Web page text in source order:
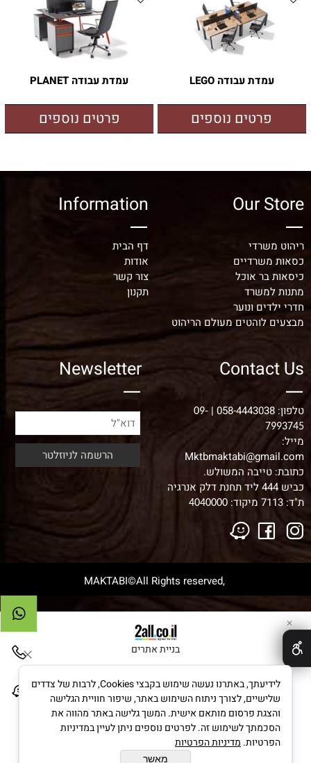
עמדת עבודה LEGO
פרטים נוספים
עמדת עבודה PLANET
פרטים נוספים
Our Store
ריהוט משרדי
כסאות משרדיים
כיסאות בר אוכל
מתנות למשרד
חדרי ילדים ונוער
מבצעים לוהטים מעולם הריהוט
Information
דף הבית
אודות
צור קשר
תקנון
Contact Us
טלפון: 058-4443038
|
09-
7993745
מייל:
Mktbmaktabi@gmail.com
כתובת: טייבה המשולש.
כביש 444 ליד תחנת דלק אנרגיה
ת"ד: 7113 מיקוד:
4040000
Newsletter
,MAKTABI©All Rights reserved
בניית אתרים
✕
לידיעתך, באתרנו נעשה שימוש בקבצי Cookies, לרבות של צדדים
שלישיים, לצורך ניתוח השימוש באתר, שיפור חוויית הגלישה
והצגת פרסום מותאם אישית. המשך גלישה באתר מהווה את
הסכמתך לשימוש זה. לפרטים נוספים ניתן לעיין במדיניות
הפרטיות. מדיניות הפרטיות
מאשר